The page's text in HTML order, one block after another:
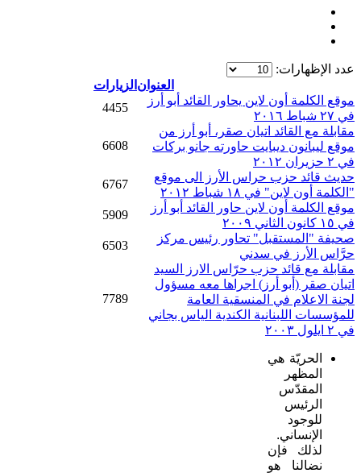
عدد الإظهارات:
العنوان الزيارات
موقع الكلمة أون لاين يحاور القائد أبو أرز
في ٢٧ شباط ٢٠١٦
4455
مقابلة مع القائد اتيان صقر، أبو أرز من
موقع ليبانون ديبايت حاورته جانو بركات
في ٢ حزيران ٢٠١٢
6608
حديث قائد حزب حراس الأرز الى موقع
"الكلمة أون لاين" في ١٨ شباط ٢٠١٢
6767
موقع الكلمة أون لاين حاور القائد أبو أرز
في ١٥ كانون الثاني ٢٠٠٩
5909
صحيفة "المستقبل" تحاور رئيس مركز
حرَّاس الأرز في سدني
6503
مقابلة مع قائد حزب حرّاس الارز السيد
اتيان صقر (أبو أرز) اجراها معه مسؤول
لجنة الاعلام في المنسقية العامة
للمؤسسات اللبنانية الكندية الياس بجاني
في ٢ ايلول ٢٠٠٣
7789
الحريّة هي
المظهر
المقدّس
الرئيس
للوجود
الإنساني.
لذلك فإن
نضالنا هو